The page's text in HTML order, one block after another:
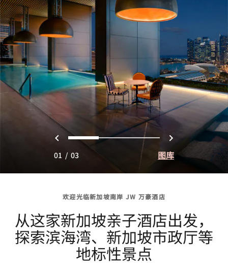
上一页
0 1 2 下一页
01 / 03 图库
欢迎光临新加坡南岸 JW 万豪酒店
从这家新加坡亲子酒店出发，
探索滨海湾、新加坡市政厅等
地标性景点